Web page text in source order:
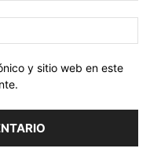
y sitio web en este